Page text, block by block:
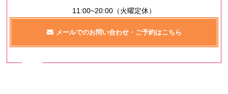
11:00~20:00（火曜定休）
メールでのお問い合わせ・ご予約はこちら